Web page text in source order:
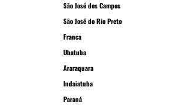
São José dos Campos
São José do Rio Preto
Franca
Ubatuba
Araraquara
Indaiatuba
Paraná